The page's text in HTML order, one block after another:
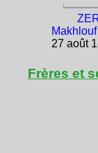
27 août
Frères et